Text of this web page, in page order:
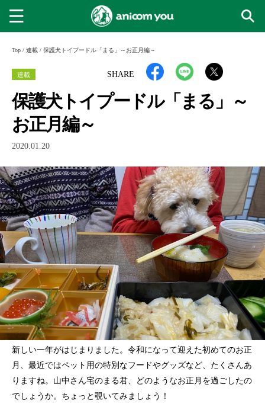
Top / 連載 / 保護犬トイプードル「まる」～お正月編～
SHARE
連載
保護犬トイプードル「まる」～
お正月編～
2020.01.20
新しい一年がはじまりました。令和になって迎えた初めてのお正
月、最近ではペット用の特別なフードやグッズなど、たくさんあ
りますね。山中さん宅のまる君、どのようなお正月を過ごしたの
でしょうか。ちょっと覗いてみましょう！